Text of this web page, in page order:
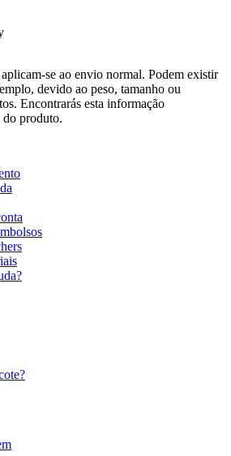
se ao envio normal. Podem existir
devido ao peso, tamanho ou
Encontrarás esta informação
do produto.